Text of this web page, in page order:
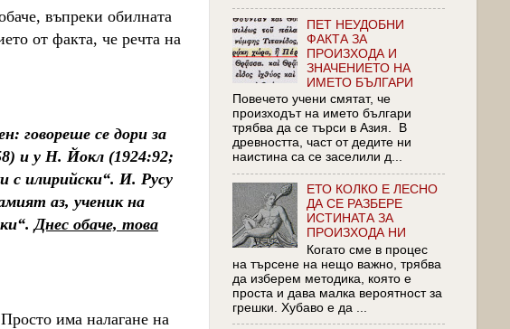
въпреки обилната
от факта, че речта на
говореше се дори за
и у Н. Йокл (1924:92;
с илирийски“. И. Русу
аз, ученик на
Днес обаче, това
има налагане на
ПЕТ НЕУДОБНИ
ФАКТА ЗА
ПРОИЗХОДА И
ЗНАЧЕНИЕТО НА
ИМЕТО БЪЛГАРИ
Повечето учени смятат, че
произходът на името българи
трябва да се търси в Азия. В
древността, част от дедите ни
наистина са се заселили д...
ЕТО КОЛКО Е ЛЕСНО
ДА СЕ РАЗБЕРЕ
ИСТИНАТА ЗА
ПРОИЗХОДА НИ
Когато сме в процес
на търсене на нещо важно, трябва
да изберем методика, която е
проста и дава малка вероятност за
грешки. Хубаво е да ...